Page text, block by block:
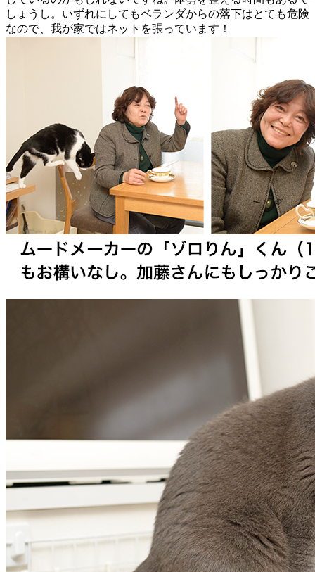
しょうし。いずれにしてもベランダからの落下はとても危険
なので、我が家ではネットを張っています！